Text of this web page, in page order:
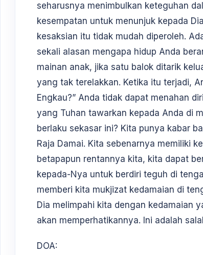
seharusnya menimbulkan keteguhan
kesempatan untuk menunjuk kepada
kesaksian itu tidak mudah diperoleh.
sekali alasan mengapa hidup Anda
mainan anak, jika satu balok ditarik
yang tak terelakkan. Ketika itu terjadi,
Engkau?” Anda tidak dapat menahan
yang Tuhan tawarkan kepada Anda di
berlaku sekasar ini? Kita punya kabar
Raja Damai. Kita sebenarnya memiliki
betapapun rentannya kita, kita dapat
kepada-Nya untuk berdiri teguh di
memberi kita mukjizat kedamaian di
Dia melimpahi kita dengan kedamaian
akan memperhatikannya. Ini adalah
DOA: